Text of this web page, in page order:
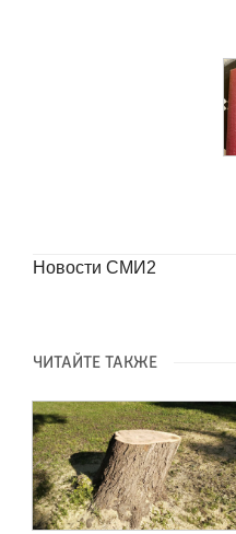
Новости СМИ2
ЧИТАЙТЕ ТАКЖЕ